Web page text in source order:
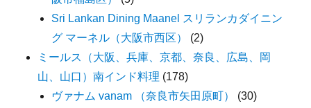
Sri Lankan Dining Maanel スリランカダイニン
グ マーネル（大阪市西区）
(2)
ミールス（大阪、兵庫、京都、奈良、広島、岡
山、山口）南インド料理 (178)
ヴァナム vanam （奈良市矢田原町）
(30)